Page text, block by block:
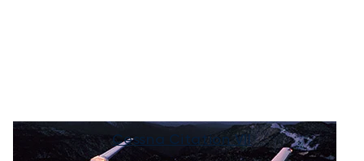
Cessna Citation VII